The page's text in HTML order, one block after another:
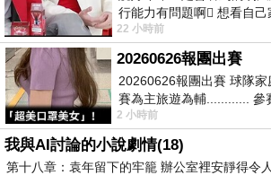
某早，好友推薦他們家附近的早
想說好像也很久沒有吃吃喝喝
薦，那麼有伴前往就開心。
行能力有問題啊🫩 想看自
侈的事 GMM你說看看啊😑
22 小時前
20260626報團出賽
20260626報團出賽 球隊
賽為主旅遊為輔............ 參
支............ 賽前旅遊
2 小時前
我與AI討論的小說劇情(18)
第十八章：袁年留下的牢籠 辦公室裡安靜得令